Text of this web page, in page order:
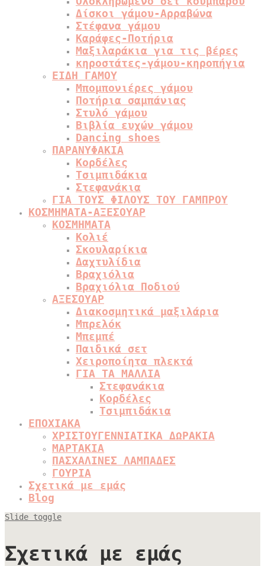
Δίσκοι γάμου-Αρραβώνα
Στέφανα γάμου
Καράφες-Ποτήρια
Μαξιλαράκια για τις βέρες
κηροστάτες-γάμου-κηροπήγια
ΕΙΔΗ ΓΑΜΟΥ
Μπομπονιέρες γάμου
Ποτήρια σαμπάνιας
Στυλό γάμου
Βιβλία ευχών γάμου
Dancing shoes
ΠΑΡΑΝΥΦΑΚΙΑ
Κορδέλες
Τσιμπιδάκια
Στεφανάκια
ΓΙΑ ΤΟΥΣ ΦΙΛΟΥΣ ΤΟΥ ΓΑΜΠΡΟΥ
ΚΟΣΜΗΜΑΤΑ-ΑΞΕΣΟΥΑΡ
ΚΟΣΜΗΜΑΤΑ
Κολιέ
Σκουλαρίκια
Δαχτυλίδια
Βραχιόλια
Βραχιόλια Ποδιού
ΑΞΕΣΟΥΑΡ
Διακοσμητικά μαξιλάρια
Μπρελόκ
Μπεμπέ
Παιδικά σετ
Χειροποίητα πλεκτά
ΓΙΑ ΤΑ ΜΑΛΛΙΑ
Στεφανάκια
Κορδέλες
Τσιμπιδάκια
ΕΠΟΧΙΑΚΑ
ΧΡΙΣΤΟΥΓΕΝΝΙΑΤΙΚΑ ΔΩΡΑΚΙΑ
ΜΑΡΤΑΚΙΑ
ΠΑΣΧΑΛΙΝΕΣ ΛΑΜΠΑΔΕΣ
ΓΟΥΡΙΑ
Σχετικά με εμάς
Blog
Slide toggle
Σχετικά με εμάς